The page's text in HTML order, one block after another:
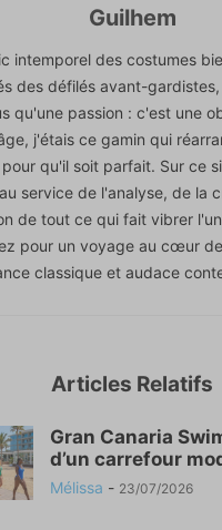
Guilhem
intemporel des costumes
des défilés avant-
qu'une passion : c'est une
j'étais ce gamin qui
qu'il soit parfait. Sur ce
service de l'analyse, de la
de tout ce qui fait vibrer
pour un voyage au cœur
classique et audace
Articles Relatifs
Gran Canaria
d’un carrefour
Mélissa - 23/07/2026